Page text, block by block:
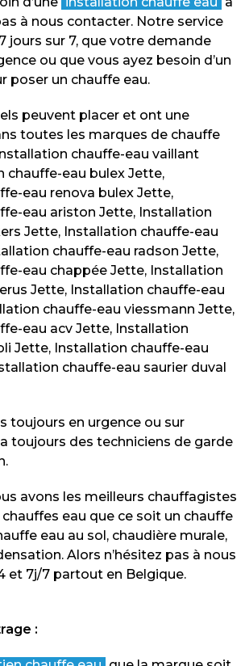
à nous contacter. Notre service
jours sur 7, que votre demande
ou que vous ayez besoin d’un
poser un chauffe eau.
peuvent placer et ont une
toutes les marques de chauffe
chauffe-eau vaillant
chauffe-eau bulex Jette,
eau renova bulex Jette,
eau ariston Jette, Installation
Jette, Installation chauffe-eau
chauffe-eau radson Jette,
eau chappée Jette, Installation
Jette, Installation chauffe-eau
chauffe-eau viessmann Jette,
eau acv Jette, Installation
Jette, Installation chauffe-eau
chauffe-eau saurier duval
toujours en urgence ou sur
toujours des techniciens de garde
avons les meilleurs chauffagistes
eau que ce soit un chauffe
eau au sol, chaudière murale,
Alors n’hésitez pas à nous
et 7j/7 partout en Belgique.
: